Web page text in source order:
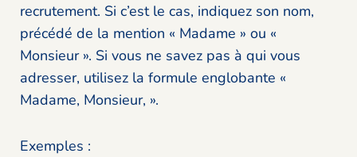
recrutement. Si c’est le cas, indiquez son nom,
précédé de la mention « Madame » ou «
Monsieur ». Si vous ne savez pas à qui vous
adresser, utilisez la formule englobante «
Madame, Monsieur, ».
Exemples :